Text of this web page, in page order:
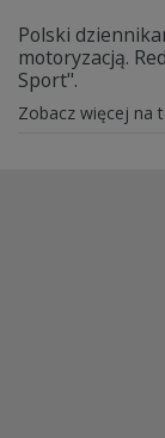
Polski
motoryzacją.
Sport".
Zobacz więcej na